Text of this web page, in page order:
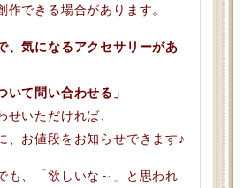
作できる場合があります。
、気になるアクセサリーがあ
いて問い合わせる」
せいただければ、
、お値段をお知らせできます♪
も、「欲しいな～」と思われ